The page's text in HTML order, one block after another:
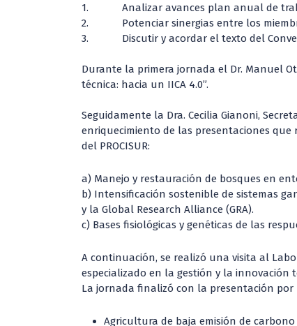
1. Analizar avances plan anual de
2. Potenciar sinergias entre los
3. Discutir y acordar el texto del
Durante la primera jornada el Dr. Manuel
técnica: hacia un IICA 4.0”.
Seguidamente la Dra. Cecilia Gianoni,
enriquecimiento de las presentaciones
del PROCISUR:
a) Manejo y restauración de bosques en
b) Intensificación sostenible de sistemas
y la Global Research Alliance (GRA).
c) Bases fisiológicas y genéticas de las
A continuación, se realizó una visita al
especializado en la gestión y la innovación
La jornada finalizó con la presentación por
Agricultura de baja emisión de carbono